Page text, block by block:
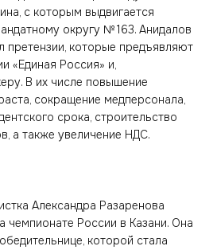
с которым выдвигается
округу № 163. Анидалов
претензии, которые предъявляют
«Единая Россия» и,
В их числе повышение
сокращение медперсонала,
срока, строительство
а также увеличение НДС.
Александра Разаренова
чемпионате России в Казани. Она
которой стала